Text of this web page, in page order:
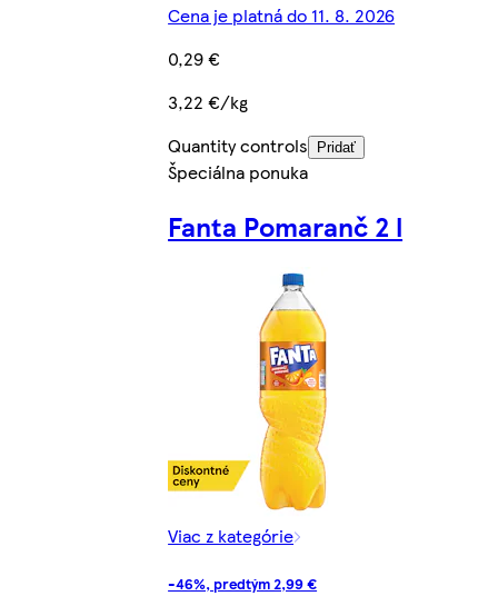
Cena je platná do 11. 8. 2026
0,29 €
3,22 €/kg
Quantity controls Pridať
Špeciálna ponuka
Fanta Pomaranč 2 l
Viac z kategórie
-46%, predtým 2,99 €